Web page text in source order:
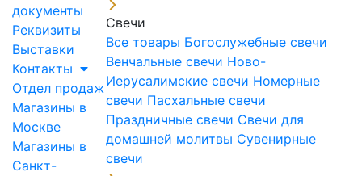
документы
Реквизиты
Выставки
Контакты
Отдел продаж
Магазины в
Москве
Магазины в
Санкт-
Свечи
Все товары Богослужебные свечи
Венчальные свечи Ново-
Иерусалимские свечи Номерные
свечи Пасхальные свечи
Праздничные свечи Свечи для
домашней молитвы Сувенирные
свечи